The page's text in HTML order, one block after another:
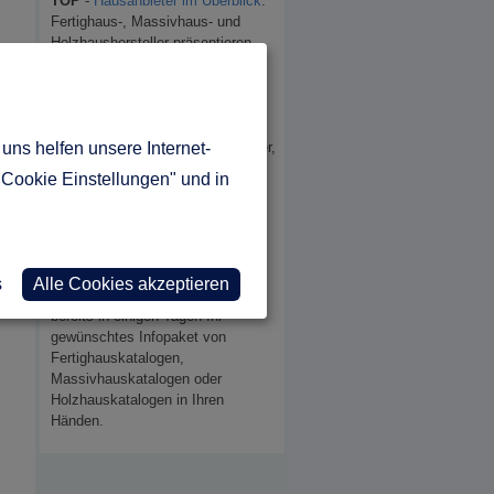
Fertighaus-, Massivhaus- und
Holzhaushersteller präsentieren
Hausanbieter, egal ob Fertighäuser,
zukommen.
Hausbau Katalogservice
Durch unseren Service halten Sie
bereits in einigen Tagen Ihr
gewünschtes Infopaket von
Fertighauskatalogen,
Massivhauskatalogen oder
Holzhauskatalogen in Ihren
Händen.
helfen unsere Internet-
Einstellungen" und in
Alle Cookies akzeptieren